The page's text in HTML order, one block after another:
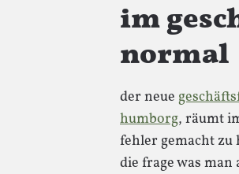
im
normal
der neue
humborg, räumt
fehler gemacht zu
die frage was man